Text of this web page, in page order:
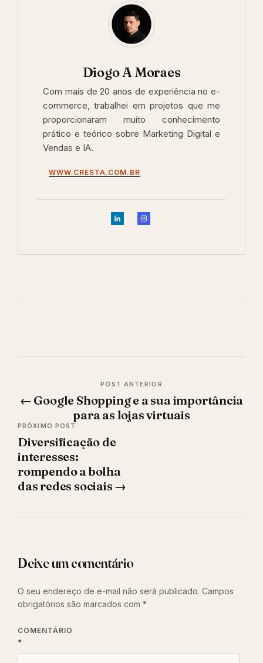
Diogo A Moraes
Com mais de 20 anos de experiência no e-
commerce, trabalhei em projetos que me
proporcionaram muito conhecimento
prático e teórico sobre Marketing Digital e
Vendas e IA.
WWW.CRESTA.COM.BR
de
Post
← Google Shopping e a sua importância
para as lojas virtuais
Diversificação de
interesses:
rompendo a bolha
das redes sociais →
Deixe um comentário
O seu endereço de e-mail não será publicado. Campos
obrigatórios são marcados com *
COMENTÁRIO
*